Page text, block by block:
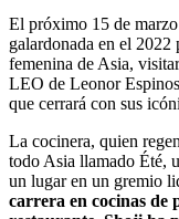
El próximo 15 de
galardonada en el 2022
femenina de Asia,
LEO de Leonor
que cerrará con sus
La cocinera, quien
todo Asia llamado Été,
un lugar en un gremio
carrera en cocinas de